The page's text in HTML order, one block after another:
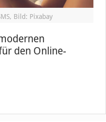
Bild: Pixabay
den Online-